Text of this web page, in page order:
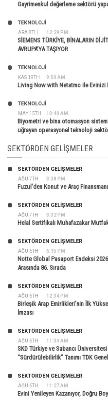
Gayrimenkul değerleme sektörü
ARA 8TH 12:29 PM
TEKNOLOJİ
SİEMENS TÜRKİYE, BİNALARIN
AVRUPA’YA TAŞIYOR
KAS 19TH 9:50 AM
TEKNOLOJİ
Living Now with Netatmo ile Evinizi
MAY 15TH 10:40 AM
TEKNOLOJİ
Biyometri ve bina otomasyon
uğrayan operasyonel teknoloji
SEKTÖRDEN GELIŞMELER
AĞU 7TH 3:38 PM
SEKTÖRDEN GELIŞMELER
Fuzul’den Konut ve Araç
AĞU 7TH 3:32 PM
SEKTÖRDEN GELIŞMELER
Helal Sertifikalı Muhafazakar
AĞU 6TH 6:15 PM
SEKTÖRDEN GELIŞMELER
Notte Global Pasaport Endeksi
Arasında 86. Sırada
AĞU 6TH 12:34 PM
SEKTÖRDEN GELIŞMELER
Birleşik Arap Emirlikleri’nin İlk
İmzası
AĞU 6TH 11:30 AM
SEKTÖRDEN GELIŞMELER
SKD Türkiye ve Sabancı
“Sürdürülebilirlik” Tanımı TDK
AĞU 6TH 11:27 AM
SEKTÖRDEN GELIŞMELER
Evini Yenileyen Kazanıyor, Doğru